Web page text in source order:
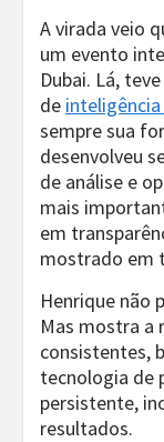
A virada veio
um evento
Dubai. Lá,
de
sempre sua
desenvolveu
de análise e
mais
em
mostrado em
Henrique não
Mas mostra a
consistentes,
tecnologia de
persistente,
resultados.